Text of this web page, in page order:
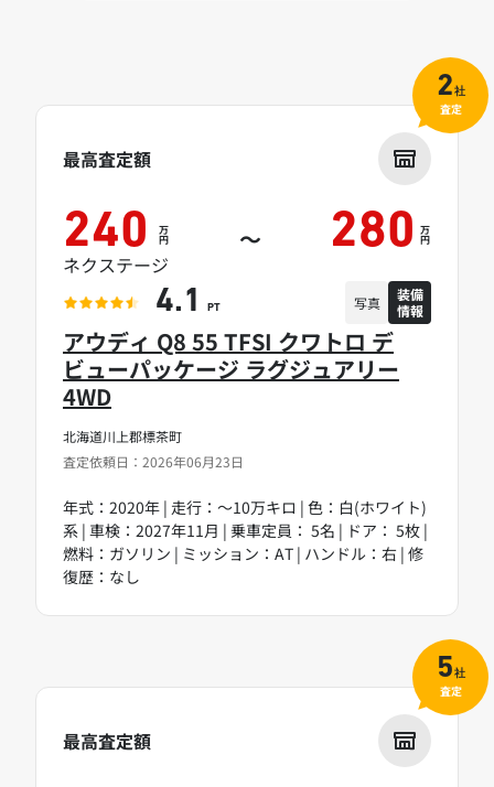
北海道川上郡標茶町
査定依頼日：2026年06月23日
アウディ Q8 55 TFSI クワトロ デ
ビューパッケージ ラグジュアリー
4WD
年式：2020年 | 走行：～10万キロ | 色：白(ホワイト)
系 | 車検：2027年11月 | 乗車定員： 5名 | ドア： 5枚 |
燃料：ガソリン | ミッション：AT | ハンドル：右 | 修
復歴：なし
最高査定額
240 万
円 ～ 280 万
円
ネクステージ
4.1 PT 写真
装備
情報
2社
査定
最高査定額
5社
査定